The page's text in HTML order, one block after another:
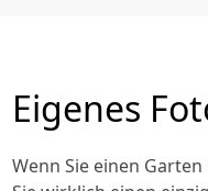
Eigenes
Wenn Sie einen